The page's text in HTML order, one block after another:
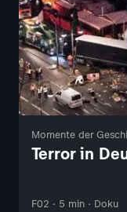
Momente der
Terror in
F02 · 5 min · Doku